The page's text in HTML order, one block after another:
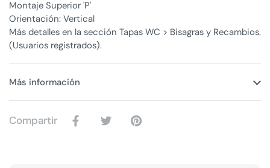
Montaje Superior 'P'
Orientación: Vertical
Más detalles en la sección Tapas WC > Bisagras y Recambios.
(Usuarios registrados).
Más información
Compartir